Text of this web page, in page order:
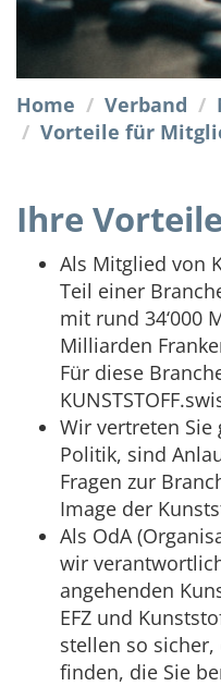
Home Verband
Vorteile für
Ihre
Als Mitglied von
Teil einer
mit rund 34‘000
Milliarden
Für diese
Wir vertreten Sie
Politik, sind
Fragen zur
Image der
Als OdA
wir
angehenden
EFZ und
stellen so sicher,
finden, die Sie